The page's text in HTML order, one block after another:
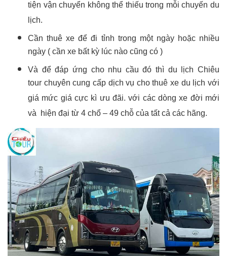
tiện vận chuyển không thể thiếu trong mỗi chuyến du
lịch.
Cần thuê xe để đi tỉnh trong một ngày hoặc nhiều
ngày ( cần xe bất kỳ lúc nào cũng có )
Và để đáp ứng cho nhu cầu đó thì du lịch Chiêu
tour chuyên cung cấp dịch vụ cho thuê xe du lịch với
giá mức giá cực kì ưu đãi. với các dòng xe đời mới
và hiện đại từ 4 chổ – 49 chỗ của tất cả các hãng.